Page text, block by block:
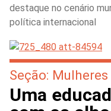
destaque no cenário
política internacional
Seção:
Uma